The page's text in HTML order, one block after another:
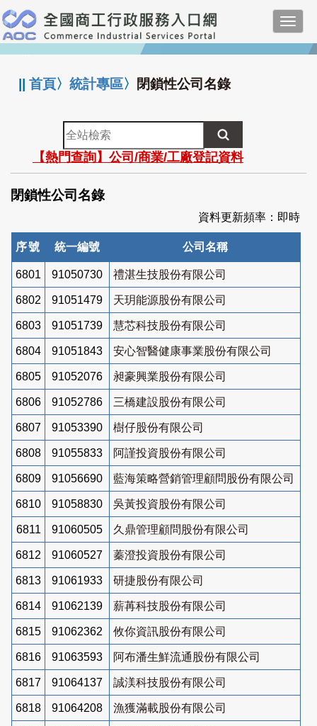
跳
到
主
要
:::
||首頁〉統計專區〉 閉鎖性公司名錄
全
站
檢
索
【熱門查詢】公司/商業/工廠登記資料
閉鎖性公司名錄
資料更新頻率：即時
序號 統一編號 公司名稱
6801 91050730 禮湛生技股份有限公司
6802 91051479 天玥能源股份有限公司
6803 91051739 慧芯科技股份有限公司
6804 91051843 安心智醫健康事業股份有限公司
6805 91052076 昶豪興業股份有限公司
6806 91052786 三橋建設股份有限公司
6807 91053390 樹仔股份有限公司
6808 91055833 阿謹投資股份有限公司
6809 91056690 藍海策略營銷管理顧問股份有限公司
6810 91058830 吳黃投資股份有限公司
6811 91060505 久鼎管理顧問股份有限公司
6812 91060527 蓁澄投資股份有限公司
6813 91061933 研捷股份有限公司
6814 91062139 薪苒科技股份有限公司
6815 91062362 攸你資訊股份有限公司
6816 91063593 阿布潘生鮮流通股份有限公司
6817 91064137 誠渼科技股份有限公司
6818 91064208 漁獲滿載股份有限公司